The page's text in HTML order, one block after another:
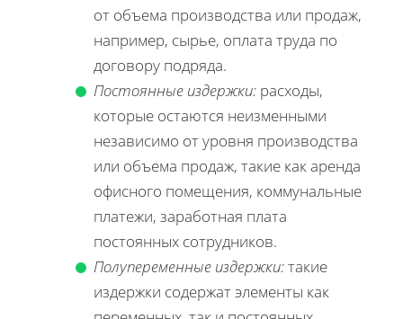
от объема производства или продаж,
например, сырье, оплата труда по
договору подряда.
Постоянные издержки: расходы,
которые остаются неизменными
независимо от уровня производства
или объема продаж, такие как аренда
офисного помещения, коммунальные
платежи, заработная плата
постоянных сотрудников.
Полупеременные издержки:такие
издержки содержат элементы как